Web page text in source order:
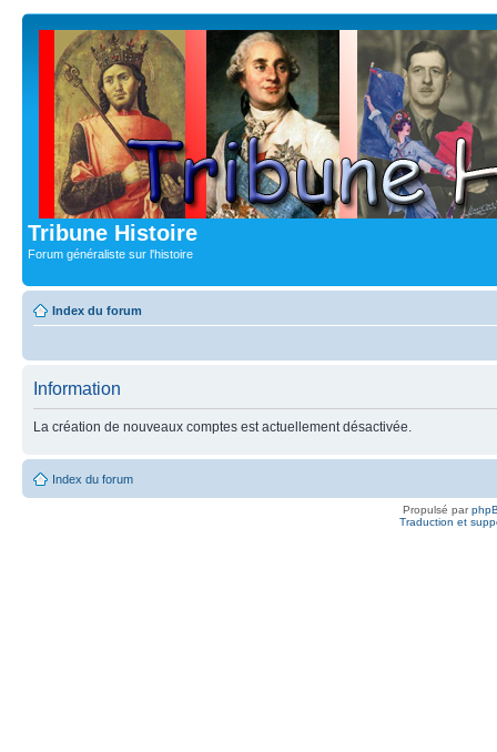
Tribune Histoire
Forum généraliste sur l'histoire
Index du forum
Information
La création de nouveaux comptes est actuellement désactivée.
Index du forum
Propulsé par
Traduction et